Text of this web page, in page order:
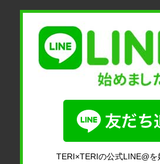
TERI×TERIの公式LINE@を